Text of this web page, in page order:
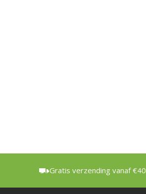
Gratis verzending vanaf €40